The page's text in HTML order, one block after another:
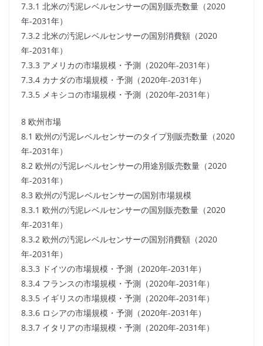
7.3.1 北米の汚泥レベルセンサーの国別販売数量（2020
年-2031年）
7.3.2 北米の汚泥レベルセンサーの国別消費額（2020
年-2031年）
7.3.3 アメリカの市場規模・予測（2020年-2031年）
7.3.4 カナダの市場規模・予測（2020年-2031年）
7.3.5 メキシコの市場規模・予測（2020年-2031年）
8 欧州市場
8.1 欧州の汚泥レベルセンサーのタイプ別販売数量（2020
年-2031年）
8.2 欧州の汚泥レベルセンサーの用途別販売数量（2020
年-2031年）
8.3 欧州の汚泥レベルセンサーの国別市場規模
8.3.1 欧州の汚泥レベルセンサーの国別販売数量（2020
年-2031年）
8.3.2 欧州の汚泥レベルセンサーの国別消費額（2020
年-2031年）
8.3.3 ドイツの市場規模・予測（2020年-2031年）
8.3.4 フランスの市場規模・予測（2020年-2031年）
8.3.5 イギリスの市場規模・予測（2020年-2031年）
8.3.6 ロシアの市場規模・予測（2020年-2031年）
8.3.7 イタリアの市場規模・予測（2020年-2031年）